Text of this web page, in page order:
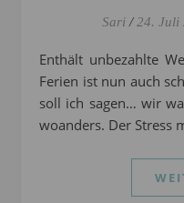
Sari / 24. Juli
Enthält unbezahlte Werbung* Tja, Woche zwei der
Ferien ist nun auch
soll ich sagen… wir
woanders. Der Stress